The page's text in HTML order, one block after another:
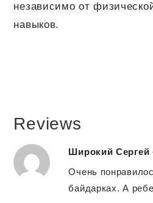
независимо от
навыков.
Reviews
Широкий Сергей
Очень
байдарках. А